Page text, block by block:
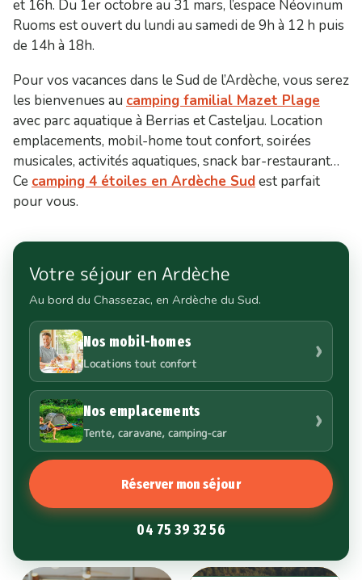
et 16h. Du 1er octobre au 31 mars, l’espace Néovinum
Ruoms est ouvert du lundi au samedi de 9h à 12 h puis
de 14h à 18h.
Pour vos vacances dans le Sud de l’Ardèche, vous serez
les bienvenues au camping familial Mazet Plage
avec parc aquatique à Berrias et Casteljau. Location
emplacements, mobil-home tout confort, soirées
musicales, activités aquatiques, snack bar-restaurant…
Ce camping 4 étoiles en Ardèche Sudest parfait
pour vous.
Votre séjour en Ardèche
Au bord du Chassezac, en Ardèche du Sud.
Nos mobil-homes
Locations tout confort ›
Nos emplacements
Tente, caravane, camping-car ›
Réserver mon séjour
04 75 39 32 56